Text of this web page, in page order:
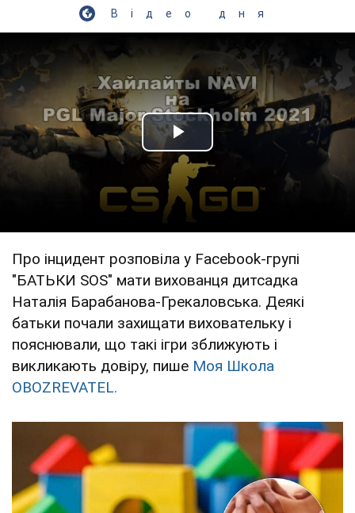
Відео дня
Play Video
Про інцидент розповіла у Facebook-групі
"БАТЬКИ SOS" мати вихованця дитсадка
Наталія Барабанова-Грекаловська. Деякі
батьки почали захищати виховательку і
пояснювали, що такі ігри зближують і
викликають довіру, пише Моя Школа
OBOZREVATEL.